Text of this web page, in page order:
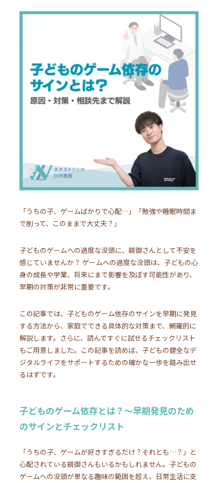
「うちの子、ゲームばかりで心配…」「勉強や睡眠時間ま
で削って、このままで大丈夫？」
子どものゲームへの過度な没頭に、親御さんとして不安を
感じていませんか？ ゲームへの過度な没頭は、子どもの心
身の成長や学業、将来にまで影響を及ぼす可能性があり、
早期の対策が非常に重要です。
この記事では、子どものゲーム依存のサインを早期に発見
する方法から、家庭でできる具体的な対策まで、網羅的に
解説します。さらに、読んですぐに試せるチェックリスト
もご用意しました。この記事を読めば、子どもの健全なデ
ジタルライフをサポートするための確かな一歩を踏み出せ
るはずです。
子どものゲーム依存とは？～早期発見のため
のサインとチェックリスト
「うちの子、ゲームが好きすぎるだけ？それとも…？」と
心配されている親御さんもいるかもしれません。子どもの
ゲームへの没頭が単なる趣味の範囲を超え、日常生活に支